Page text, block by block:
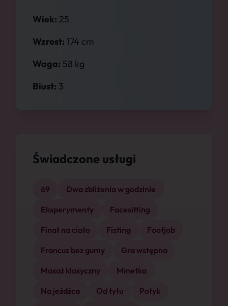
Wiek: 25
Wzrost: 174 cm
Waga: 58 kg
Biust: 3
Świadczone usługi
69
Dwa zbliżenia w godzinie
Eksperymenty
Facesitting
Finał na ciało
Fisting
Footjob
Francuz bez gumy
Gra wstępna
Masaż klasyczny
Minetka
Na jeźdźca
Od tyłu Połyk